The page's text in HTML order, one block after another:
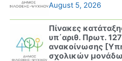
August 5, 2026
Πίνακες
υπ΄αριθ. Πρωτ.
ανακοίνωσης
σχολικών